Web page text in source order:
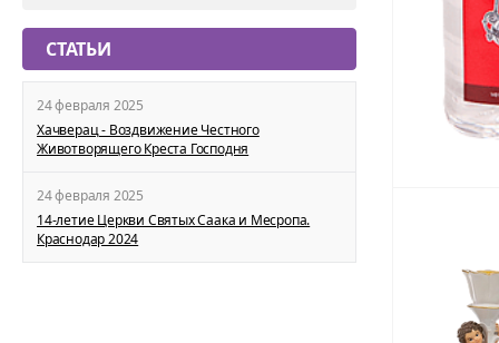
СТАТЬИ
24 февраля 2025
Хачверац - Воздвижение Честного
Животворящего Креста Господня
24 февраля 2025
14-летие Церкви Святых Саака и Месропа.
Краснодар 2024